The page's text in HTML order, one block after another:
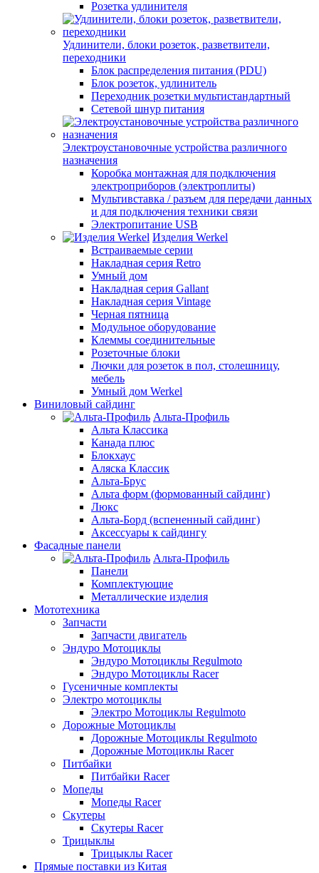
Розетка удлинителя
Удлинители, блоки розеток, разветвители,
переходники
Блок распределения питания (PDU)
Блок розеток, удлинитель
Переходник розетки мультистандартный
Сетевой шнур питания
Электроустановочные устройства различного
назначения
Коробка монтажная для подключения
электроприборов (электроплиты)
Мультивставка / разъем для передачи данных
и для подключения техники связи
Электропитание USB
Изделия Werkel
Встраиваемые серии
Накладная серия Retro
Умный дом
Накладная серия Gallant
Накладная серия Vintage
Черная пятница
Модульное оборудование
Клеммы соединительные
Розеточные блоки
Лючки для розеток в пол, столешницу,
мебель
Умный дом Werkel
Виниловый сайдинг
Альта-Профиль
Альта Классика
Канада плюс
Блокхаус
Аляска Классик
Альта-Брус
Альта форм (формованный сайдинг)
Люкс
Альта-Борд (вспененный сайдинг)
Аксессуары к сайдингу
Фасадные панели
Альта-Профиль
Панели
Комплектующие
Металлические изделия
Мототехника
Запчасти
Запчасти двигатель
Эндуро Мотоциклы
Эндуро Мотоциклы Regulmoto
Эндуро Мотоциклы Racer
Гусеничные комплекты
Электро мотоциклы
Электро Мотоциклы Regulmoto
Дорожные Мотоциклы
Дорожные Мотоциклы Regulmoto
Дорожные Мотоциклы Racer
Питбайки
Питбайки Racer
Мопеды
Мопеды Racer
Скутеры
Скутеры Racer
Трицыклы
Трицыклы Racer
Прямые поставки из Китая